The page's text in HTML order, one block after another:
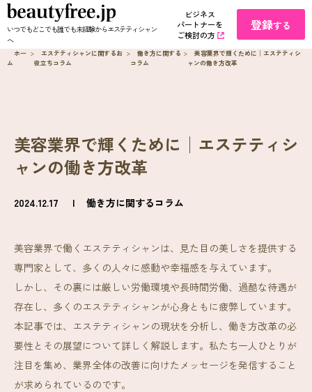
いつでもどこでも誰でも未経験からエステティシャン
へ
ビジネス
パートナーを
ご検討の方
登録する
ホー
ム
>
エステティシャンに関するお
役立ちコラム
>
働き方に関する
コラム
>
美容業界で輝くために│エステティシ
ャンの働き方改革
美容業界で輝くために│エステティシ
ャンの働き方改革
2024.12.17 働き方に関するコラム
美容業界で働くエステティシャンは、見た目の美しさを提供する
専門家として、多くの人々に感動や幸福感を与えています。
しかし、その裏には厳しい労働環境や長時間労働、過酷な待遇が
存在し、多くのエステティシャンが心身ともに疲弊しています。
本記事では、エステティシャンの現状を分析し、働き方改革の必
要性とその展望について詳しく解説します。私たち一人ひとりが
注目を集め、業界全体の改善に向けたメッセージを発信すること
が求められているのです。